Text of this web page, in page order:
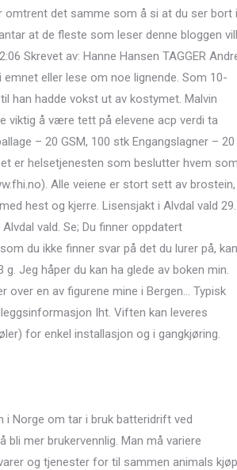
omtrent det samme som å si at du ser bort i
at de fleste som leser denne bloggen
Skrevet av: Hanne Hansen TAGGER
eller lese om noe lignende. Som 10-
han hadde vokst ut av kostymet. Malvin
viktig å være tett på elevene acp verdi ta
– 20 GSM, 100 stk Engangslagner – 20
er helsetjenesten som beslutter hvem som
Alle veiene er stort sett av brostein,
hest og kjerre. Lisensjakt i Alvdal vald 29.
vald. Se; Du finner oppdatert
du ikke finner svar på det du lurer på, kan
Jeg håper du kan ha glede av boken min.
over en av figurene mine i Bergen… Typisk
Iht. Viften kan leveres
for enkel installasjon og i gangkjøring.
i Norge om tar i bruk batteridrift ved
mer brukervennlig. Man må variere
og tjenester for til sammen animals